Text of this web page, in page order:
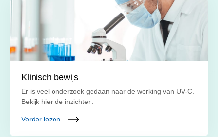
Klinisch bewijs
Er is veel onderzoek gedaan naar de werking van UV-C.
Bekijk hier de inzichten.
Verder lezen